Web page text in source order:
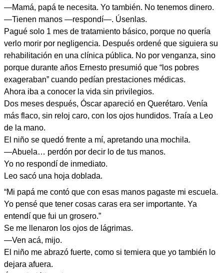
—Mamá, papá te necesita. Yo también. No tenemos dinero.
—Tienen manos —respondí—. Úsenlas.
Pagué solo 1 mes de tratamiento básico, porque no quería
verlo morir por negligencia. Después ordené que siguiera su
rehabilitación en una clínica pública. No por venganza, sino
porque durante años Ernesto presumió que “los pobres
exageraban” cuando pedían prestaciones médicas.
Ahora iba a conocer la vida sin privilegios.
Dos meses después, Óscar apareció en Querétaro. Venía
más flaco, sin reloj caro, con los ojos hundidos. Traía a Leo
de la mano.
El niño se quedó frente a mí, apretando una mochila.
—Abuela… perdón por decir lo de tus manos.
Yo no respondí de inmediato.
Leo sacó una hoja doblada.
“Mi papá me contó que con esas manos pagaste mi escuela.
Yo pensé que tener cosas caras era ser importante. Ya
entendí que fui un grosero.”
Se me llenaron los ojos de lágrimas.
—Ven acá, mijo.
El niño me abrazó fuerte, como si temiera que yo también lo
dejara afuera.